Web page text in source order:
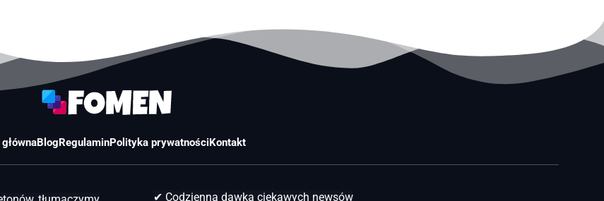
BlogRegulaminPolityka prywatnościKontakt
✔ Codzienna dawka ciekawych newsów